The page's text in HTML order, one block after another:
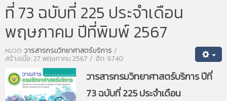
ที่ 73 ฉบับที่ 225 ประจำเดือน
พฤษภาคม ปีที่พิมพ์ 2567
หมวด:วารสารกรมวิทยาศาสตร์บริการ
สร้างเมื่อ: 27 พฤษภาคม 2567 ฮิต: 6740
วารสารกรมวิทยาศาสตร์บริการ ปีที่
73 ฉบับที่ 225 ประจำเดือน